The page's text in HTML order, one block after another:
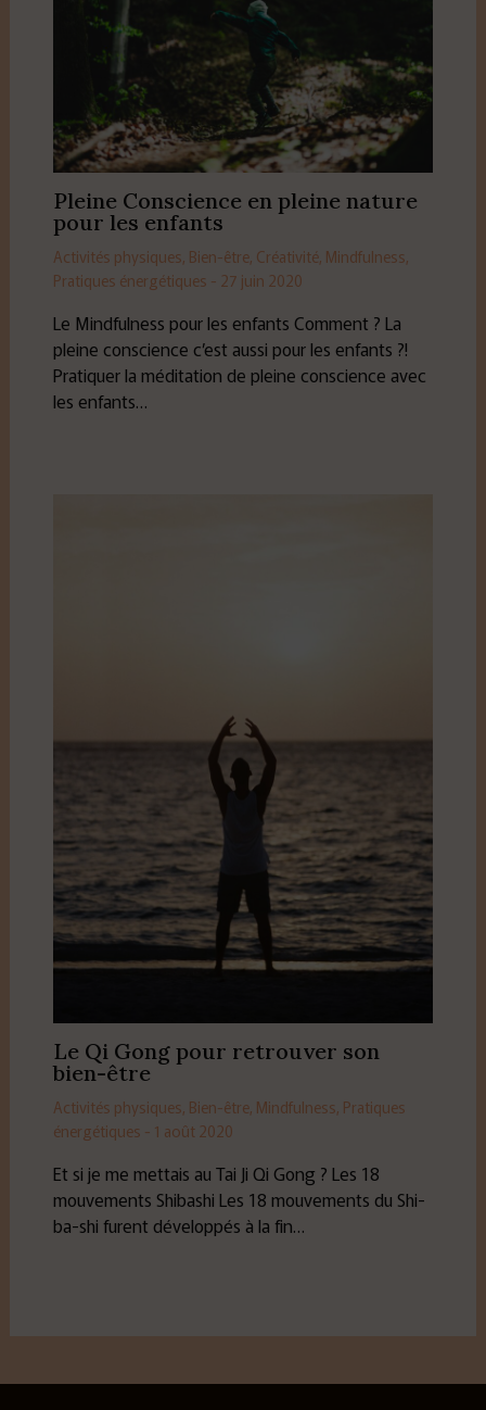
Pleine Conscience en pleine nature
pour les enfants
Activités physiques, Bien-être, Créativité, Mindfulness,
Pratiques énergétiques - 27 juin 2020
Le Mindfulness pour les enfants Comment ? La
pleine conscience c’est aussi pour les enfants ?!
Pratiquer la méditation de pleine conscience avec
les enfants…
Le Qi Gong pour retrouver son
bien-être
Activités physiques, Bien-être, Mindfulness, Pratiques
énergétiques - 1 août 2020
Et si je me mettais au Tai Ji Qi Gong ? Les 18
mouvements Shibashi Les 18 mouvements du Shi-
ba-shi furent développés à la fin…